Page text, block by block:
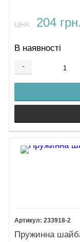
ЦІНА: 204 грн.
В наявності
-
233918-2
Пружинна